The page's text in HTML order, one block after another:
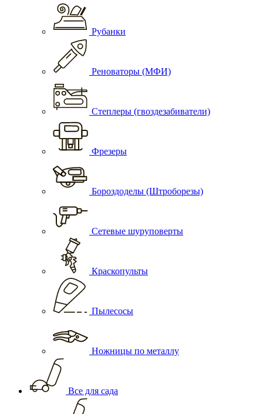
Рубанки
Реноваторы (МФИ)
Степлеры (гвоздезабиватели)
Фрезеры
Бороздоделы (Штроборезы)
Сетевые шуруповерты
Краскопульты
Пылесосы
Ножницы по металлу
Все для сада